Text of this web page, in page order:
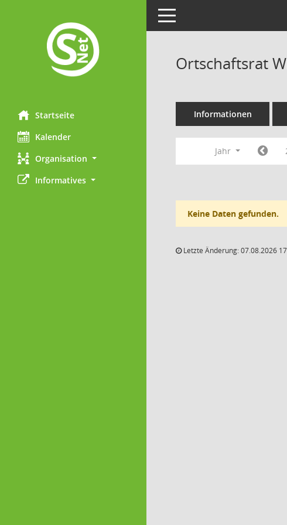
Startseite
Kalender
Organisation
Informatives
Toggle navigation
Ortschaftsrat
Informationen
Jahr
Keine Daten gefunden.
Letzte Änderung: 07.08.2026